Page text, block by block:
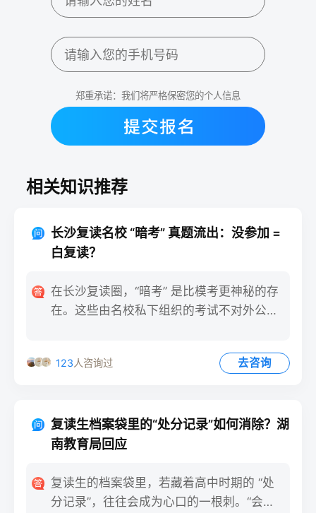
郑重承诺：我们将严格保密您的个人信息
相关知识推荐
长沙复读名校 “暗考” 真题流出：没参加 =
白复读？
在长沙复读圈，“暗考” 是比模考更神秘的存
在。这些由名校私下组织的考试不对外公
123人咨询过 去咨询
复读生档案袋里的“处分记录”如何消除？湖
南教育局回应
复读生的档案袋里，若藏着高中时期的 “处
分记录”，往往会成为心口的一根刺。“会不